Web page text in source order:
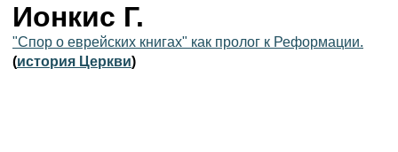
Ионкис Г.
"Спор о еврейских книгах" как пролог к Реформации.
(история Церкви)